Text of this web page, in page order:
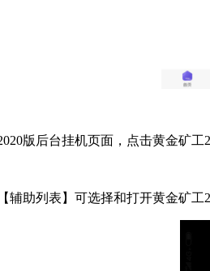
版后台挂机页面，点击黄金矿
辅助列表】可选择和打开黄金矿工